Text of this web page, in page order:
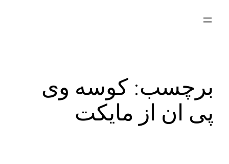
برچسب:کوسه وی
پی ان از مایکت